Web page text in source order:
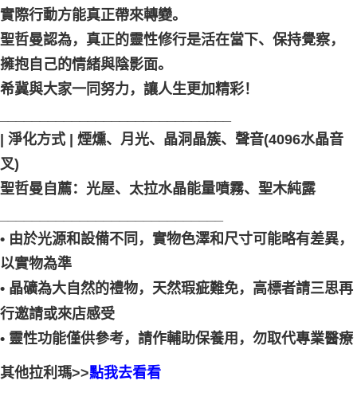
實際行動方能真正帶來轉變。
聖哲曼認為，真正的靈性修行是活在當下、保持覺察，
擁抱自己的情緒與陰影面。
希冀與大家一同努力，讓人生更加精彩！
| 淨化方式 | 煙燻、月光、晶洞晶簇、聲音(4096水晶音
叉)
聖哲曼自薦：光屋、太拉水晶能量噴霧、聖木純露
• 由於光源和設備不同，實物色澤和尺寸可能略有差異，
以實物為準
• 晶礦為大自然的禮物，天然瑕疵難免，高標者請三思再
行邀請或來店感受
• 靈性功能僅供參考，請作輔助保養用，勿取代專業醫療
其他拉利瑪>>點我去看看